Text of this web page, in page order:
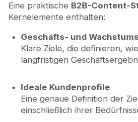
Eine praktische B2B-Content-
Kernelemente enthalten:
Geschäfts- und
Klare Ziele, die definieren,
langfristigen
Ideale Kundenprofile
Eine genaue Definition der
einschließlich ihrer